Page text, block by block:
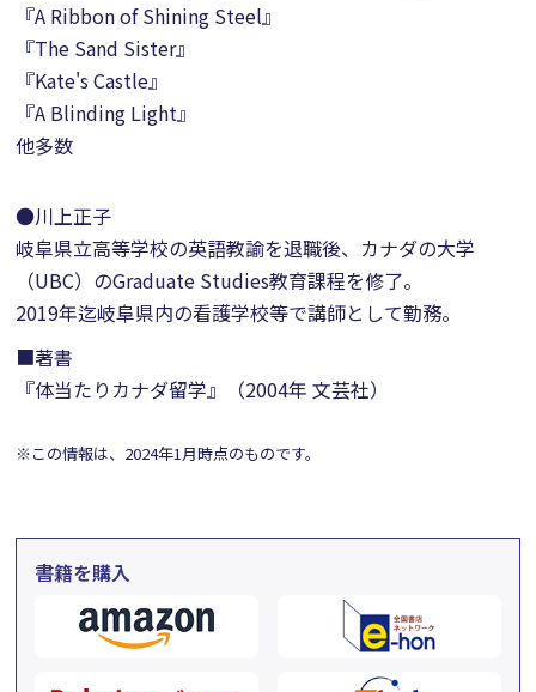
『A Ribbon of Shining Steel』
『The Sand Sister』
『Kate's Castle』
『A Blinding Light』
他多数
●川上正子
岐阜県立高等学校の英語教諭を退職後、カナダの大学
（UBC）のGraduate Studies教育課程を修了。
2019年迄岐阜県内の看護学校等で講師として勤務。
■著書
『体当たりカナダ留学』（2004年 文芸社）
※この情報は、2024年1月時点のものです。
書籍を購入